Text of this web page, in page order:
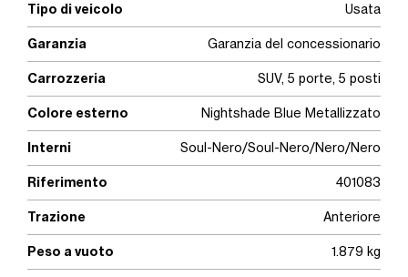
Tipo di veicolo Usata
Garanzia Garanzia del concessionario
Carrozzeria SUV, 5 porte, 5 posti
Colore esterno Nightshade Blue Metallizzato
Interni Soul-Nero/Soul-Nero/Nero/Nero
Riferimento 401083
Trazione Anteriore
Peso a vuoto 1.879 kg